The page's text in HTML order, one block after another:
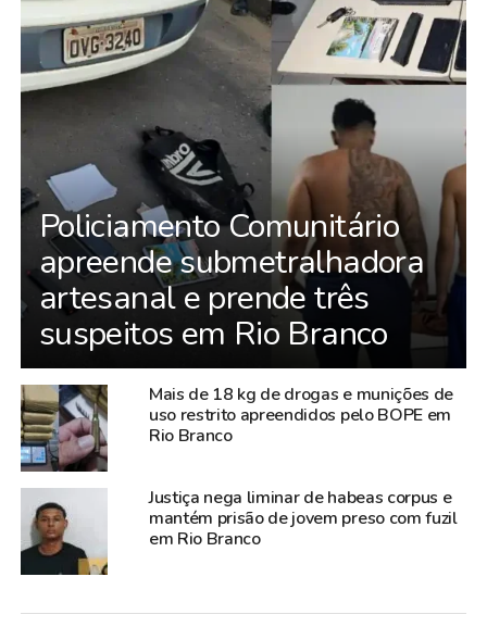
Policiamento Comunitário
apreende submetralhadora
artesanal e prende três
suspeitos em Rio Branco
Mais de 18 kg de drogas e munições de
uso restrito apreendidos pelo BOPE em
Rio Branco
Justiça nega liminar de habeas corpus e
mantém prisão de jovem preso com fuzil
em Rio Branco